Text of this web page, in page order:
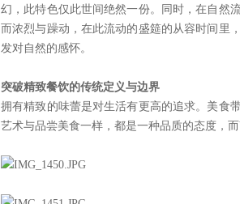
幻，此特色仅此世间绝然一份。同时，在自然
而浓烈与躁动，在此流动的盛筵的从容时间里
发对自然的感怀。
突破精致餐饮的传统定义与边界
拥有精致的味蕾是对生活有更高的追求。美食
艺术与品尝美食一样，都是一种品质的态度，